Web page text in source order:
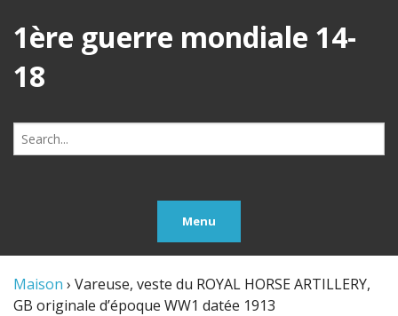
1ère guerre mondiale 14-
18
Search
for:
Menu
Maison › Vareuse, veste du ROYAL HORSE ARTILLERY,
GB originale d’époque WW1 datée 1913